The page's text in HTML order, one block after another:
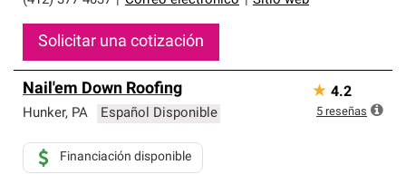
Solicitar una cotización
Nail'em Down Roofing
Hunker, PA Español Disponible
Financiación disponible
★ 4.2
5 reseñas